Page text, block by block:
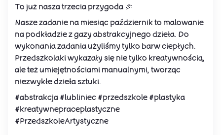
To już nasza trzecia przygoda 🎉
Nasze zadanie na miesiąc październik to malowanie
na podkładzie z gazy abstrakcyjnego dzieła. Do
wykonania zadania użyliśmy tylko barw ciepłych.
Przedszkolaki wykazały się nie tylko kreatywnością,
ale też umiejętnościami manualnymi, tworząc
niezwykłe dzieła sztuki.
#abstrakcja #lubliniec #przedszkole #plastyka
#kreatywnepraceplastyczne
#PrzedszkoleArtystyczne